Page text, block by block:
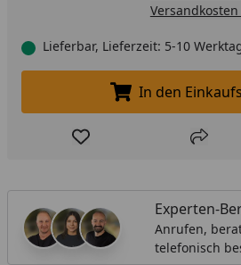
Lieferbar, Lieferzeit: 5-10
In
In den
Produkt zur Teilen
Experten-
Anrufen,
telefonisch